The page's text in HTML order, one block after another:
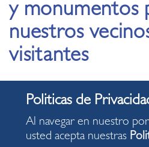
y monumentos
nuestros
visitantes
El Municipio continúa
mantenimiento y
Al navegar en nuestro
usted acepta nuestras